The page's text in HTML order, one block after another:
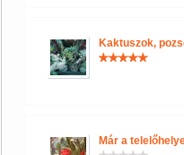
Kaktuszok,
Már a